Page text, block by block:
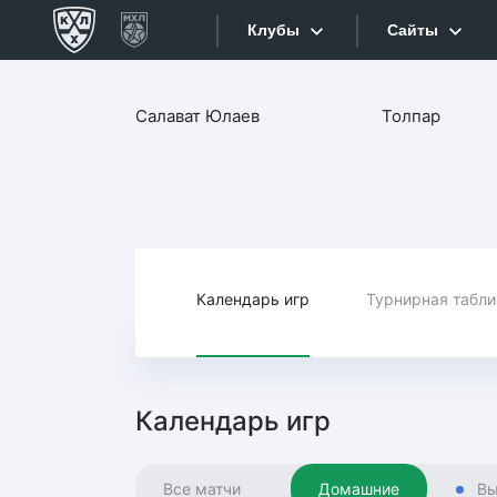
Клубы
Конференция «Запад»
Торпедо
Динамо Мн
Динамо М
Сайты
Сайты
Текстовые
Салават Юлаев Толпар
Календарь игр Турнирная
Календарь игр
Все матчи Домашние